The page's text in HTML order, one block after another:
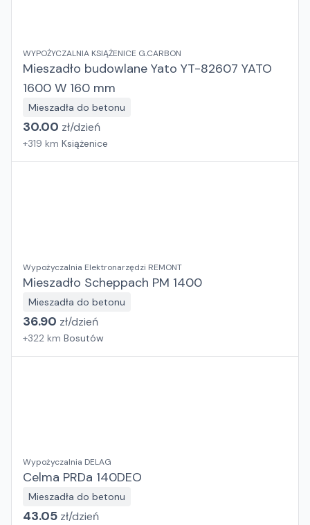
WYPOŻYCZALNIA KSIĄŻENICE G.CARBON
Mieszadło budowlane Yato YT-82607 YATO
1600 W 160 mm
Mieszadła do betonu
30.00 zł/dzień
+319 km Książenice
Wypożyczalnia Elektronarzędzi REMONT
Mieszadło Scheppach PM 1400
Mieszadła do betonu
36.90 zł/dzień
+322 km Bosutów
Wypożyczalnia DELAG
Celma PRDa 140DEO
Mieszadła do betonu
43.05 zł/dzień